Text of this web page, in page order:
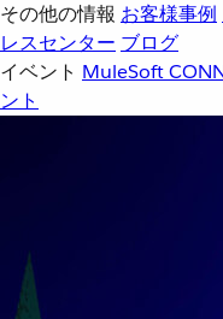
その他の情報 お客様事例
レスセンター ブログ
イベント MuleSoft
ント